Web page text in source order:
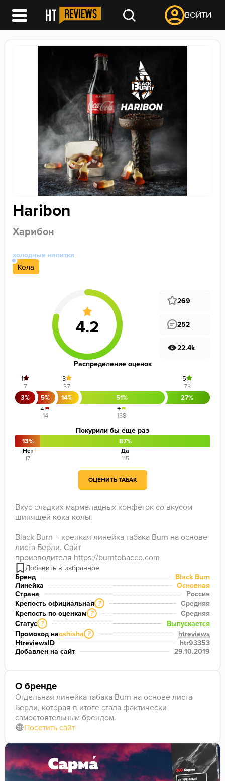
ВОЙТИ
Haribon
Харибон
холодные напитки
Кола
Вкус сладких мармеладных конфеток со вкусом
шипящей кока-колы.
Black Burn – крепкая линейка табака Burn на основе
листа Берли. Сайт
производителя https://burntobacco.com
Бренд
Black Burn
Линейка
Основная
Страна
Россия
Крепость официальная ?
Средняя
Крепость по оценкам ?
Средняя
Статус ?
Выпускается
Промокод наoshisha ?
htreviews
HtreviewsID
htr93353
Добавлен на сайт
29.10.2019
269
252
22.4k
Распределение оценок
3%
1
7
5%
2
14
14%
3
37
51%
4
138
27%
5
73
Покурили бы еще раз
13%
Нет
17
87%
Да
115
ОЦЕНИТЬ ТАБАК
О бренде
Отдельная линейка табака Burn на основе листа
Берли, которая в итоге стала фактически
самостоятельным брендом.
Посетить сайт